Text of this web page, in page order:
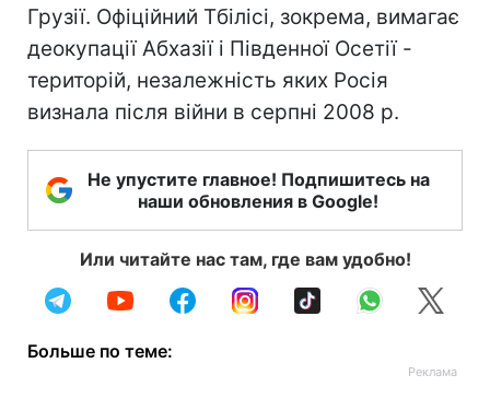
Грузії. Офіційний Тбілісі, зокрема, вимагає
деокупації Абхазії і Південної Осетії -
територій, незалежність яких Росія
визнала після війни в серпні 2008 р.
Не упустите главное! Подпишитесь на
наши обновления в Google!
Или читайте нас там, где вам удобно!
Больше по теме: